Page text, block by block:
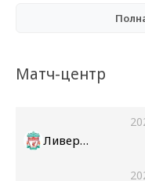
Матч-центр
Ливерпуль